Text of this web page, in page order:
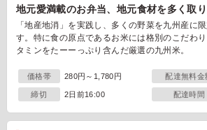
地元愛満載のお弁当、地元食材を多く取
「地産地消」を実践し、多くの野菜を九州産に
す。特に食の原点であるお米には格別のこだわ
タミンをたーーっぷり含んだ厳選の九州米。
価格帯 280円～1,780円 配達無料金
締切 2日前16:00 配達時間